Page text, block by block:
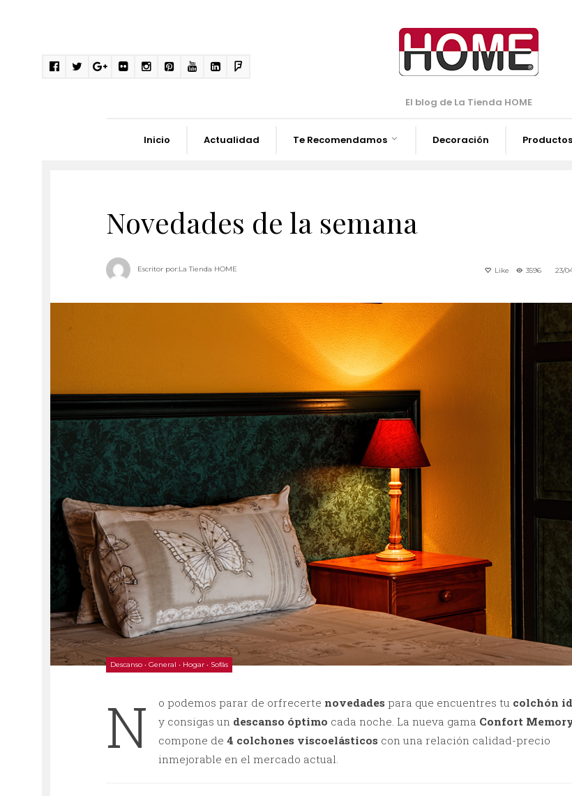
El blog de La Tienda HOME
Inicio Actualidad Te Recomendamos Decoración Productos
Novedades de la semana
23/
Like 3596
Escritor por:La Tienda HOME
Descanso • General • Hogar • Sofás
N o podemos parar de orfrecerte novedades para que encuentres tu colchón
y consigas un descanso óptimo cada noche. La nueva gama Confort
compone de 4 colchones viscoelásticos con una relación calidad-precio
inmejorable en el mercado actual.